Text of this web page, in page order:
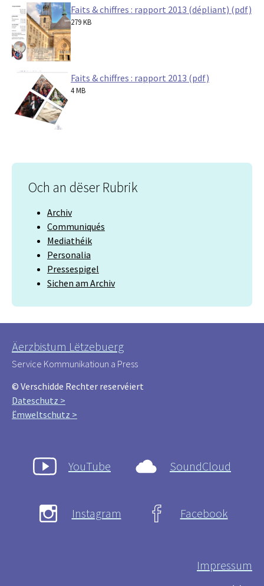
Faits & chiffres : rapport 2013 (dépliant) (pdf)
279 KB
Faits & chiffres : rapport 2013 (pdf)
4 MB
Och an dëser Rubrik
Archiv
Communiqués
Mediathéik
Personalia
Pressespigel
Sichen am Archiv
Äerzbistum Lëtzebuerg
Service Kommunikatioun a Press
© Verschidde Rechter reservéiert
Dateschutz >
Ëmweltschutz >
YouTube SoundCloud
Instagram Facebook
Impressum